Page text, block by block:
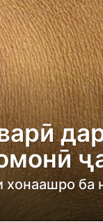
хонаашро ба